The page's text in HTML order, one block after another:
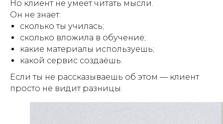
Но клиент не умеет читать мысли.
Он не знает:
сколько ты училась;
сколько вложила в обучение;
какие материалы используешь;
какой сервис создаёшь.
Если ты не рассказываешь об этом — клиент
просто не видит разницы.